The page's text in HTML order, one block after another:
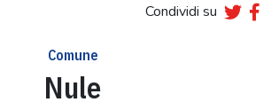
Condividi su
Comune
Nule